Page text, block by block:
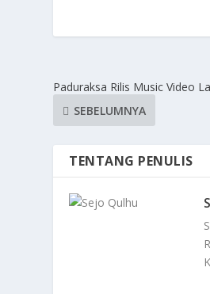
Paduraksa Rilis Music Video
SEBELUMNYA
TENTANG PENULIS